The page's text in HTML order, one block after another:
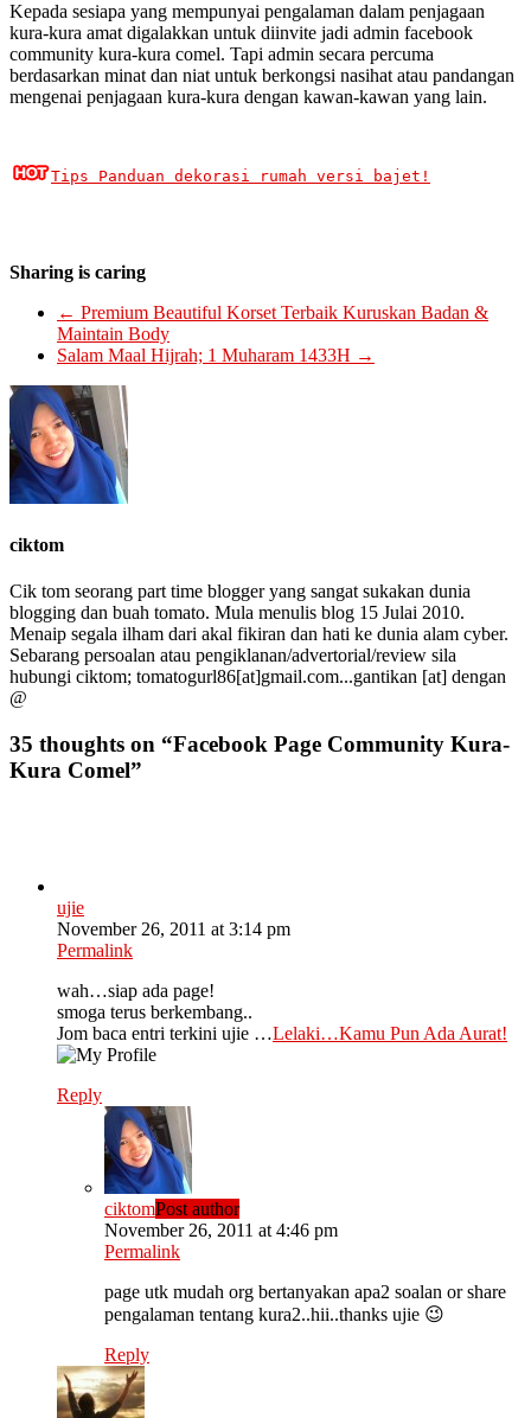
Kepada sesiapa yang mempunyai pengalaman dalam penjagaan
kura-kura amat digalakkan untuk diinvite jadi admin facebook
community kura-kura comel. Tapi admin secara percuma
berdasarkan minat dan niat untuk berkongsi nasihat atau pandangan
mengenai penjagaan kura-kura dengan kawan-kawan yang lain.
Tips Panduan dekorasi rumah versi bajet!
Sharing is caring
← Premium Beautiful Korset Terbaik Kuruskan Badan &
Maintain Body
Salam Maal Hijrah; 1 Muharam 1433H →
ciktom
Cik tom seorang part time blogger yang sangat sukakan dunia
blogging dan buah tomato. Mula menulis blog 15 Julai 2010.
Menaip segala ilham dari akal fikiran dan hati ke dunia alam cyber.
Sebarang persoalan atau pengiklanan/advertorial/review sila
hubungi ciktom; tomatogurl86[at]gmail.com...gantikan [at] dengan
@
35 thoughts on “Facebook Page Community Kura-
Kura Comel”
ujie
November 26, 2011 at 3:14 pm
Permalink
wah…siap ada page!
smoga terus berkembang..
Jom baca entri terkini ujie …Lelaki…Kamu Pun Ada Aurat!
Reply
ciktomPost author
November 26, 2011 at 4:46 pm
Permalink
page utk mudah org bertanyakan apa2 soalan or share
pengalaman tentang kura2..hii..thanks ujie 😉
Reply